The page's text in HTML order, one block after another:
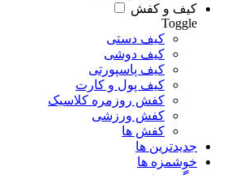
کیف و کفش
Toggle
کیف دستی
کیف دوشی
کیف پاسپورتی
کیف پول و کارت
کفش روزمره کلاسیک
کفش ورزشی
کفش ها
جدیدترین ها
خوشمزه ها